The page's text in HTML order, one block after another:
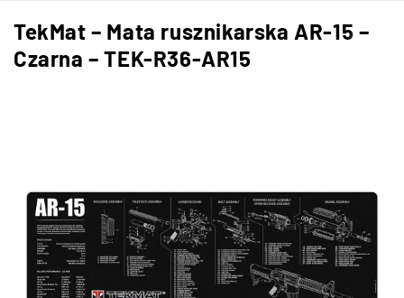
TekMat – Mata rusznikarska AR-15 –
Czarna – TEK-R36-AR15